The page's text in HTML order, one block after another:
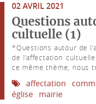
Connexion
02 AVRIL 2021
Questions
cultuelle (1)
*Questions autour de
de l’affectation
ce même thème, nous
affectation
église mairie